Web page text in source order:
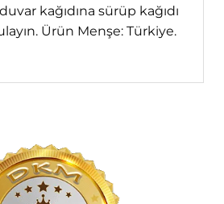
duvar kağıdına sürüp kağıdı
Ürün Menşe: Türkiye.